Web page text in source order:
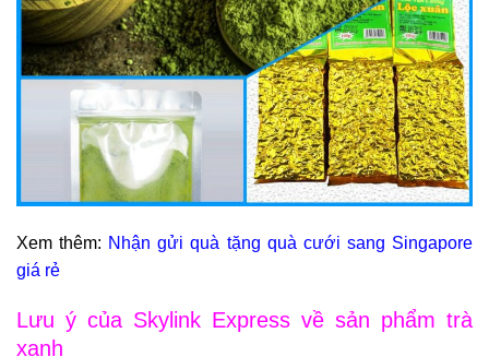
Xem thêm: Nhận gửi quà tặng quà cưới sang Singapore
giá rẻ
Lưu ý của Skylink Express về sản phẩm trà
xanh